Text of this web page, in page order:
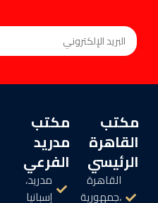
مكتب
القاهرة
الرئيسي
القاهرة
،جمهورية
مكتب
مدريد
الفرعي
مدريد،
إسبانيا